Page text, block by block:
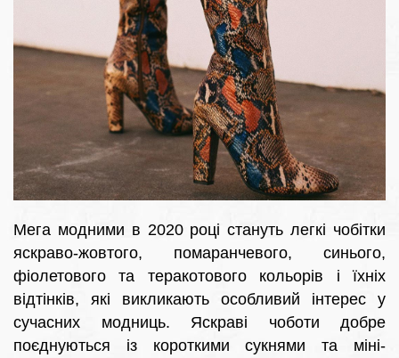
Мега модними в 2020 році стануть легкі чобітки
яскраво-жовтого, помаранчевого, синього,
фіолетового та теракотового кольорів і їхніх
відтінків, які викликають особливий інтерес у
сучасних модниць. Яскраві чоботи добре
поєднуються із короткими сукнями та міні-